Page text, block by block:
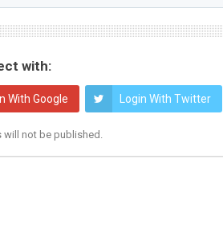
with:
With Google Login With Twitter
will not be published.